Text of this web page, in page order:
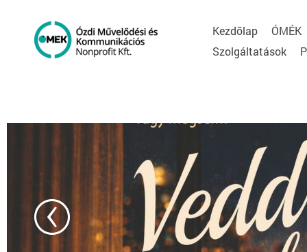
Kezdõlap
ÓMÉK
Szolgáltatások